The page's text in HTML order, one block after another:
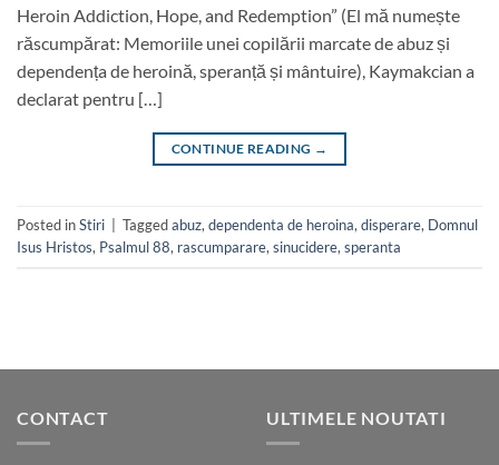
Heroin Addiction, Hope, and Redemption” (El mă numește
răscumpărat: Memoriile unei copilării marcate de abuz și
dependența de heroină, speranță și mântuire), Kaymakcian a
declarat pentru […]
CONTINUE READING →
Posted inStiri Taggedabuz, dependenta de heroina, disperare, Domnul
Isus Hristos, Psalmul 88, rascumparare, sinucidere, speranta
CONTACT ULTIMELE NOUTATI